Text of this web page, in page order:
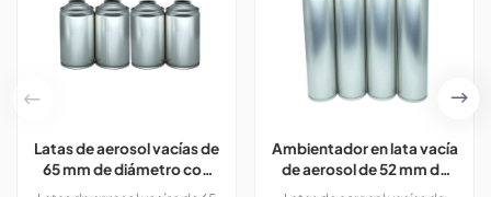
Latas de aerosol vacías de
65 mm de diámetro con
impresión en colores
Ambientador en lata vacía
de aerosol de 52 mm de
diámetro con impresión,